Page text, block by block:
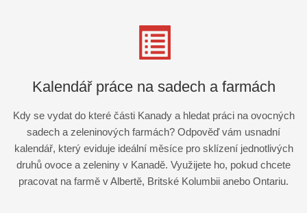
Kalendář práce na sadech a farmách
Kdy se vydat do které části Kanady a hledat práci na ovocných
sadech a zeleninových farmách? Odpověď vám usnadní
kalendář, který eviduje ideální měsíce pro sklízení jednotlivých
druhů ovoce a zeleniny v Kanadě. Využijete ho, pokud chcete
pracovat na farmě v Albertě, Britské Kolumbii anebo Ontariu.